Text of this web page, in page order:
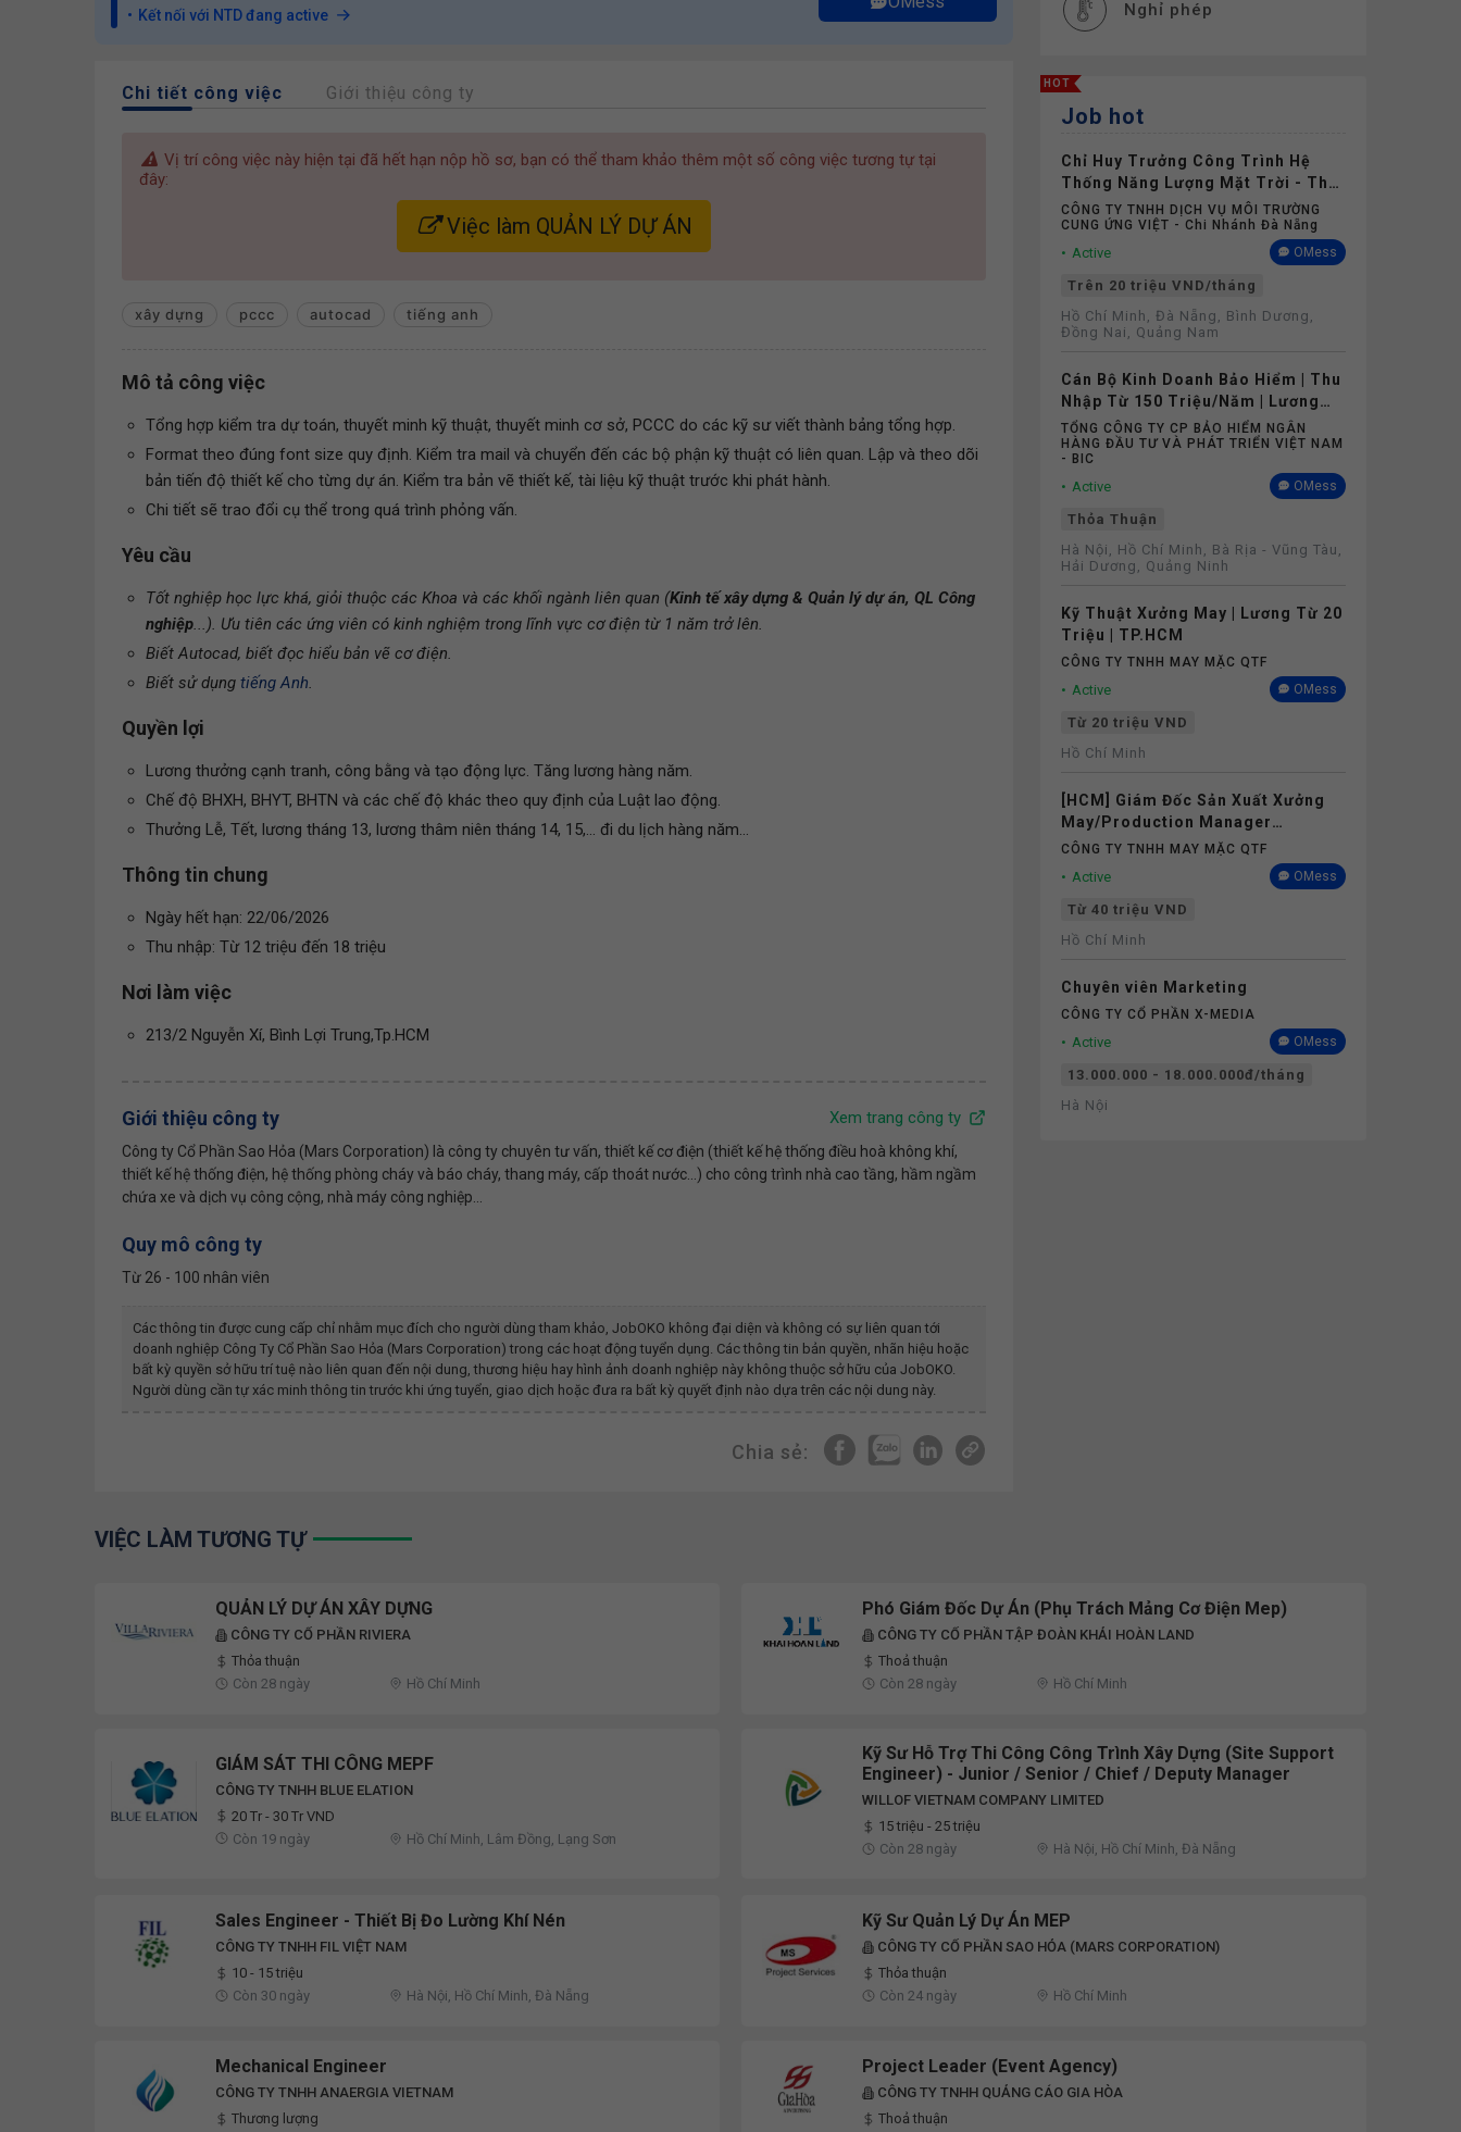
Kết nối với NTD đang active
Chi tiết công việc Giới thiệu công ty
Vị trí công việc này hiện tại đã hết hạn nộp hồ sơ, bạn có thể tham khảo thêm một số công việc tương tự tại
đây:
Việc làm QUẢN LÝ DỰ ÁN
xây dựng pccc autocad tiếng anh
Mô tả công việc
Tổng hợp kiểm tra dự toán, thuyết minh kỹ thuật, thuyết minh cơ sở, PCCC do các kỹ sư viết thành bảng tổng hợp.
Format theo đúng font size quy định. Kiểm tra mail và chuyển đến các bộ phận kỹ thuật có liên quan. Lập và theo dõi
bản tiến độ thiết kế cho từng dự án. Kiểm tra bản vẽ thiết kế, tài liệu kỹ thuật trước khi phát hành.
Chi tiết sẽ trao đổi cụ thể trong quá trình phỏng vấn.
Yêu cầu
Tốt nghiệp học lực khá, giỏi thuộc các Khoa và các khối ngành liên quan (Kinh tế xây dựng & Quản lý dự án, QL Công
nghiệp...). Ưu tiên các ứng viên có kinh nghiệm trong lĩnh vực cơ điện từ 1 năm trở lên.
Biết Autocad, biết đọc hiểu bản vẽ cơ điện.
Biết sử dụng tiếng Anh.
Quyền lợi
Lương thưởng cạnh tranh, công bằng và tạo động lực. Tăng lương hàng năm.
Chế độ BHXH, BHYT, BHTN và các chế độ khác theo quy định của Luật lao động.
Thưởng Lễ, Tết, lương tháng 13, lương thâm niên tháng 14, 15,... đi du lịch hàng năm...
Thông tin chung
Ngày hết hạn: 22/06/2026
Thu nhập: Từ 12 triệu đến 18 triệu
Nơi làm việc
213/2 Nguyễn Xí, Bình Lợi Trung,Tp.HCM
Giới thiệu công ty Xem trang công ty
Công ty Cổ Phần Sao Hỏa (Mars Corporation) là công ty chuyên tư vấn, thiết kế cơ điện (thiết kế hệ thống điều hoà không khí,
thiết kế hệ thống điện, hệ thống phòng cháy và báo cháy, thang máy, cấp thoát nước...) cho công trình nhà cao tầng, hầm ngầm
chứa xe và dịch vụ công cộng, nhà máy công nghiệp...
Quy mô công ty
Từ 26 - 100 nhân viên
Các thông tin được cung cấp chỉ nhằm mục đích cho người dùng tham khảo, JobOKO không đại diện và không có sự liên quan tới
doanh nghiệp Công Ty Cổ Phần Sao Hỏa (mars Corporation) trong các hoạt động tuyển dụng. Các thông tin bản quyền, nhãn hiệu hoặc
bất kỳ quyền sở hữu trí tuệ nào liên quan đến nội dung, thương hiệu hay hình ảnh doanh nghiệp này không thuộc sở hữu của JobOKO.
Người dùng cần tự xác minh thông tin trước khi ứng tuyển, giao dịch hoặc đưa ra bất kỳ quyết định nào dựa trên các nội dung này.
Chia sẻ:
Nghỉ phép
HOT
Job hot
Chỉ Huy Trưởng Công Trình Hệ
Thống Năng Lượng Mặt Trời - Thu
Nhập Không Dưới 20 Triệu
CÔNG TY TNHH DỊCH VỤ MÔI TRƯỜNG
CUNG ỨNG VIỆT - Chi Nhánh Đà Nẵng
Active OMess
Trên 20 triệu VND/tháng
Hồ Chí Minh, Đà Nẵng, Bình Dương,
Đồng Nai, Quảng Nam
Cán Bộ Kinh Doanh Bảo Hiểm | Thu
Nhập Từ 150 Triệu/Năm | Lương
Cứng Không Phụ Thuộc Doanh Số
TỔNG CÔNG TY CP BẢO HIỂM NGÂN
HÀNG ĐẦU TƯ VÀ PHÁT TRIỂN VIỆT NAM
- BIC
Active OMess
Thỏa Thuận
Hà Nội, Hồ Chí Minh, Bà Rịa - Vũng Tàu,
Hải Dương, Quảng Ninh
Kỹ Thuật Xưởng May | Lương Từ 20
Triệu | TP.HCM
CÔNG TY TNHH MAY MẶC QTF
Active OMess
Từ 20 triệu VND
Hồ Chí Minh
[HCM] Giám Đốc Sản Xuất Xưởng
May/Production Manager
(Garments) - Lương 40M+
CÔNG TY TNHH MAY MẶC QTF
Active OMess
Từ 40 triệu VND
Hồ Chí Minh
Chuyên viên Marketing
CÔNG TY CỔ PHẦN X-MEDIA
Active OMess
13.000.000 - 18.000.000đ/tháng
Hà Nội
VIỆC LÀM TƯƠNG TỰ
QUẢN LÝ DỰ ÁN XÂY DỰNG
CÔNG TY CỔ PHẦN RIVIERA
Thỏa thuận
Còn 28 ngày
Hồ Chí Minh
Phó Giám Đốc Dự Án (Phụ Trách Mảng Cơ Điện Mep)
CÔNG TY CỔ PHẦN TẬP ĐOÀN KHẢI HOÀN LAND
Thoả thuận
Còn 28 ngày
Hồ Chí Minh
GIÁM SÁT THI CÔNG MEPF
CÔNG TY TNHH BLUE ELATION
20 Tr - 30 Tr VND
Còn 19 ngày
Hồ Chí Minh, Lâm Đồng, Lạng Sơn
Kỹ Sư Hỗ Trợ Thi Công Công Trình Xây Dựng (Site Support
Engineer) - Junior / Senior / Chief / Deputy Manager
WILLOF VIETNAM COMPANY LIMITED
15 triệu - 25 triệu
Còn 28 ngày
Hà Nội, Hồ Chí Minh, Đà Nẵng
Sales Engineer - Thiết Bị Đo Lường Khí Nén
CÔNG TY TNHH FIL VIỆT NAM
10 - 15 triệu
Còn 30 ngày
Hà Nội, Hồ Chí Minh, Đà Nẵng
Kỹ Sư Quản Lý Dự Án MEP
CÔNG TY CỔ PHẦN SAO HỎA (MARS CORPORATION)
Thỏa thuận
Còn 24 ngày
Hồ Chí Minh
Mechanical Engineer
CÔNG TY TNHH ANAERGIA VIETNAM
Thương lượng
Project Leader (Event Agency)
CÔNG TY TNHH QUẢNG CÁO GIA HÒA
Thoả thuận